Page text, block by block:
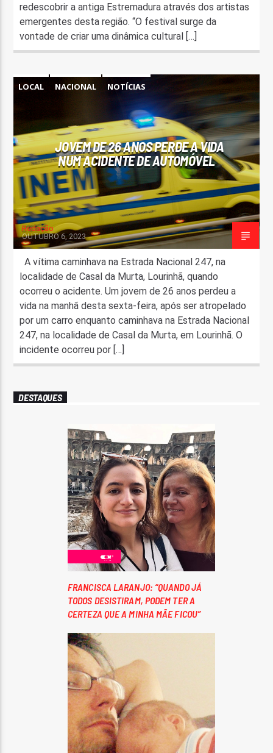
redescobrir a antiga Estremadura através dos artistas
emergentes desta região. “O festival surge da
vontade de criar uma dinâmica cultural […]
LOCAL NACIONAL NOTÍCIAS
JOVEM DE 26 ANOS PERDE A VIDA
NUM ACIDENTE DE AUTOMÓVEL
Redação
OUTUBRO 6, 2023
A vítima caminhava na Estrada Nacional 247, na
localidade de Casal da Murta, Lourinhã, quando
ocorreu o acidente. Um jovem de 26 anos perdeu a
vida na manhã desta sexta-feira, após ser atropelado
por um carro enquanto caminhava na Estrada Nacional
247, na localidade de Casal da Murta, em Lourinhã. O
incidente ocorreu por […]
DESTAQUES
FRANCISCA LARANJO: “QUANDO JÁ
TODOS DESISTIRAM, PODEM TER A
CERTEZA QUE A MINHA MÃE FICOU”